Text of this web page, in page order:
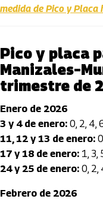
medida de Pico y
Pico y placa
trimestre de
Enero de 2026
3 y 4 de enero: 0, 2, 4,
11, 12 y 13 de enero:
17 y 18 de enero: 1, 3,
24 y 25 de enero: 0, 2,
Febrero de 2026